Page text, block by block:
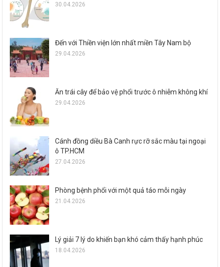
30.04.2026
Đến với Thiền viện lớn nhất miền Tây Nam bộ
29.04.2026
Ăn trái cây để bảo vệ phổi trước ô nhiễm không khí
29.04.2026
Cánh đồng diều Bà Canh rực rỡ sắc màu tại ngoại
ô TP.HCM
27.04.2026
Phòng bệnh phổi với một quả táo mỗi ngày
21.04.2026
Lý giải 7 lý do khiến bạn khó cảm thấy hạnh phúc
18.04.2026